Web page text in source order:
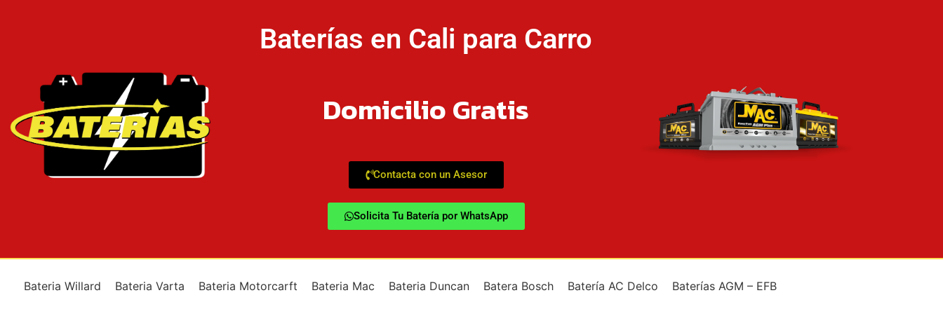
Baterías en Cali para Carro
Domicilio Gratis
Contacta con un Asesor
Solicita Tu Batería por WhatsApp
Bateria Willard Bateria Varta Bateria Motorcarft Bateria Mac Bateria Duncan Batera Bosch Batería AC Delco Baterías AGM – EFB